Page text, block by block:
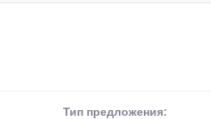
Тип предложения: